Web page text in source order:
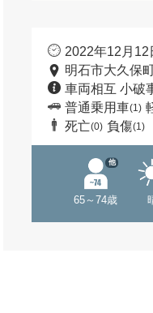
2022年12月12
明石市大久保
車両相互 小破
普通乗用車(1)
死亡(0) 負傷(1)
65～74歳
他